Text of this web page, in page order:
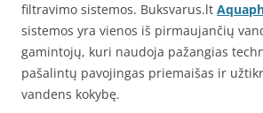
filtravimo sistemos. Buksvarus.lt
sistemos yra vienos iš pirmaujančių
gamintojų, kuri naudoja pažangias
pašalintų pavojingas priemaišas ir
vandens kokybę.